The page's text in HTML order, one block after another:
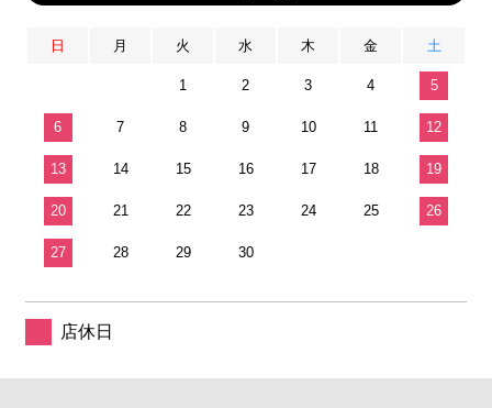
日 月 火 水 木 金 土
1 2 3 4 5
6 7 8 9 10 11 12
13 14 15 16 17 18 19
20 21 22 23 24 25 26
27 28 29 30
店休日